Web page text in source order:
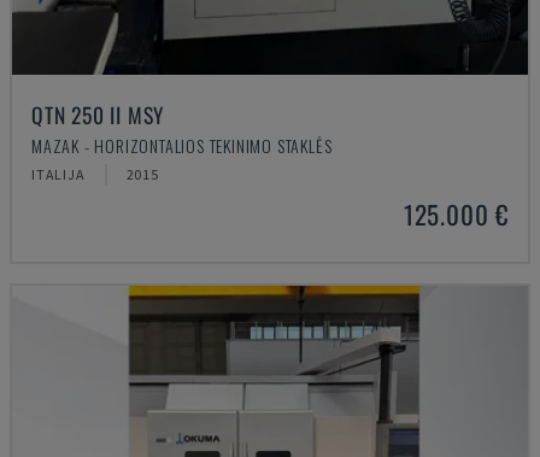
QTN 250 II MSY
MAZAK - HORIZONTALIOS TEKINIMO STAKLĖS
ITALIJA 2015
125.000 €